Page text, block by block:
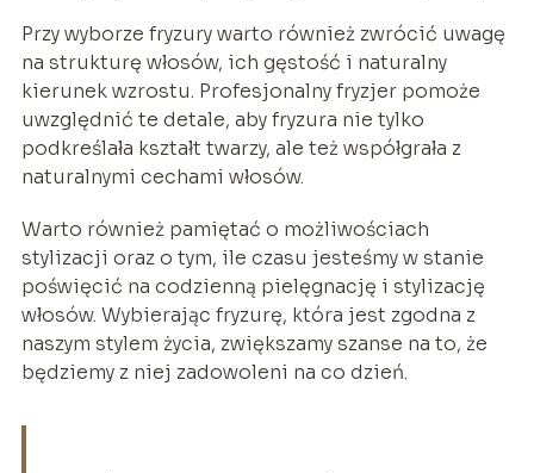
Przy wyborze fryzury warto również zwrócić uwagę
na strukturę włosów, ich gęstość i naturalny
kierunek wzrostu. Profesjonalny fryzjer pomoże
uwzględnić te detale, aby fryzura nie tylko
podkreślała kształt twarzy, ale też współgrała z
naturalnymi cechami włosów.
Warto również pamiętać o możliwościach
stylizacji oraz o tym, ile czasu jesteśmy w stanie
poświęcić na codzienną pielęgnację i stylizację
włosów. Wybierając fryzurę, która jest zgodna z
naszym stylem życia, zwiększamy szanse na to, że
będziemy z niej zadowoleni na co dzień.